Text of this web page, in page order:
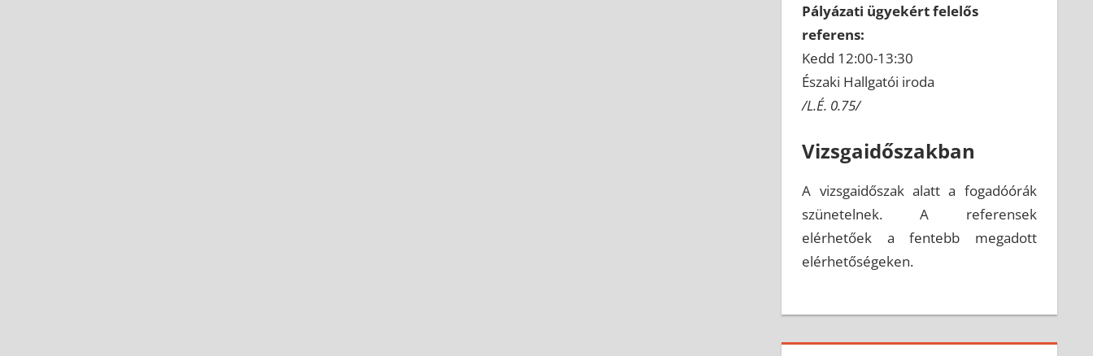
Pályázati ügyekért felelős
referens:
Kedd 12:00-13:30
Északi Hallgatói iroda
/L.É. 0.75/
Vizsgaidőszakban
A vizsgaidőszak alatt a fogadóórák
szünetelnek. A referensek
elérhetőek a fentebb megadott
elérhetőségeken.